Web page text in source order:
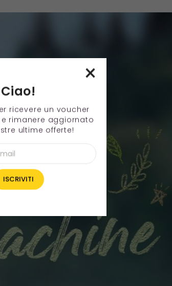
×
Ciao!
ricevere un voucher
e rimanere aggiornato
ultime offerte!